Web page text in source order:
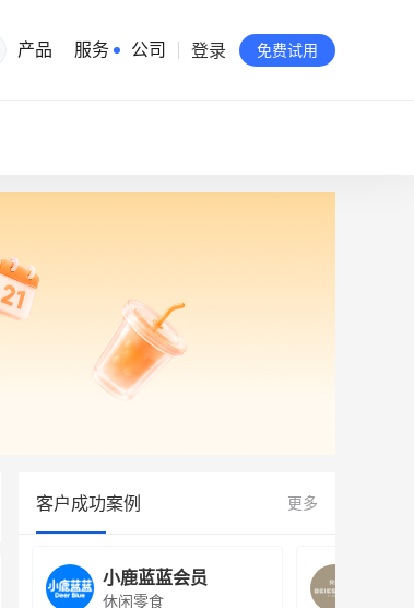
生意专家
产品 服务 公司
有赞公益
站点地图
登录 免费试用
客户成功案例 更多
小鹿蓝蓝会员
休闲零食